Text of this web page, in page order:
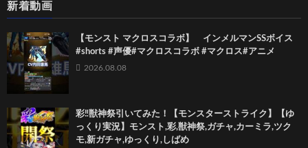
新着動画
【モンスト マクロスコラボ】 インメルマンSSボイス
#shorts #声優#マクロスコラボ #マクロス#アニメ
2026.08.08
彩‼獣神祭引いてみた！【モンスターストライク】【ゆ
っくり実況】モンスト,彩,獣神祭,ガチャ,カーミラ,ツク
モ,新ガチャ,ゆっくり,しばめ